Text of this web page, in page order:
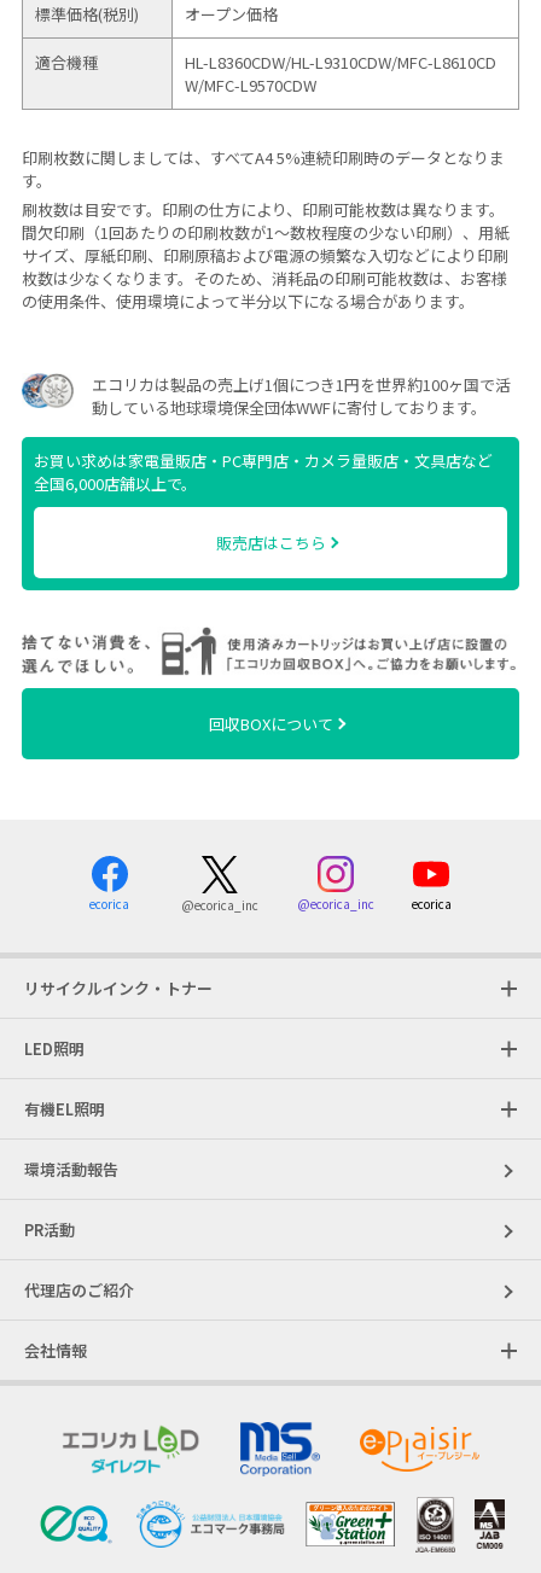
標準価格(税別) オープン価格
適合機種 HL-L8360CDW/HL-L9310CDW/MFC-L8610CD
W/MFC-L9570CDW
印刷枚数に関しましては、すべてA4 5%連続印刷時のデータとなりま
す。
刷枚数は目安です。印刷の仕方により、印刷可能枚数は異なります。
間欠印刷（1回あたりの印刷枚数が1～数枚程度の少ない印刷）、用紙
サイズ、厚紙印刷、印刷原稿および電源の頻繁な入切などにより印刷
枚数は少なくなります。そのため、消耗品の印刷可能枚数は、お客様
の使用条件、使用環境によって半分以下になる場合があります。
エコリカは製品の売上げ1個につき1円を世界約100ヶ国で活
動している地球環境保全団体WWFに寄付しております。
お買い求めは家電量販店・PC専門店・カメラ量販店・文具店など
全国6,000店舗以上で。
販売店はこちら
回収BOXについて
ecorica @ecorica_inc @ecorica_inc ecorica
リサイクルインク・トナー
LED照明
有機EL照明
環境活動報告
PR活動
代理店のご紹介
会社情報